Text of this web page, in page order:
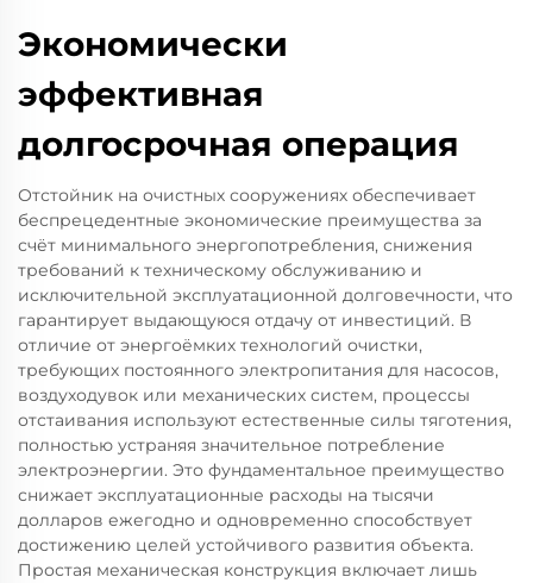
Экономически
эффективная
долгосрочная операция
Отстойник на очистных сооружениях обеспечивает
беспрецедентные экономические преимущества за
счёт минимального энергопотребления, снижения
требований к техническому обслуживанию и
исключительной эксплуатационной долговечности, что
гарантирует выдающуюся отдачу от инвестиций. В
отличие от энергоёмких технологий очистки,
требующих постоянного электропитания для насосов,
воздуходувок или механических систем, процессы
отстаивания используют естественные силы тяготения,
полностью устраняя значительное потребление
электроэнергии. Это фундаментальное преимущество
снижает эксплуатационные расходы на тысячи
долларов ежегодно и одновременно способствует
достижению целей устойчивого развития объекта.
Простая механическая конструкция включает лишь